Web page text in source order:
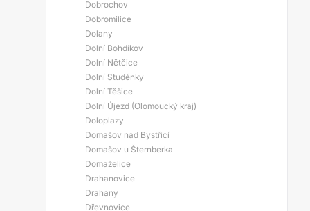
Dobrochov
Dobromilice
Dolany
Dolní Bohdíkov
Dolní Nětčice
Dolní Studénky
Dolní Těšice
Dolní Újezd (Olomoucký kraj)
Doloplazy
Domašov nad Bystřicí
Domašov u Šternberka
Domaželice
Drahanovice
Drahany
Dřevnovice